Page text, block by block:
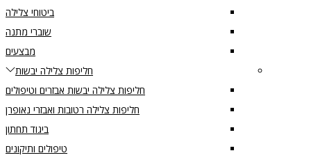
ביטוחי צלילה
שוברי מתנה
מבצעים
חליפות צלילה יבשות
חליפות צלילה יבשות אבזרים וטיפולים
חליפות צלילה רטובות ואבזרי נאופרן
ביגוד תחתון
טיפולים ותיקונים